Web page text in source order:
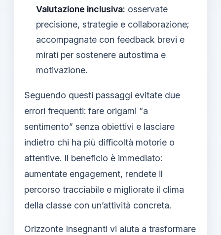
Valutazione inclusiva: osservate
precisione, strategie e collaborazione;
accompagnate con feedback brevi e
mirati per sostenere autostima e
motivazione.
Seguendo questi passaggi evitate due
errori frequenti: fare origami “a
sentimento” senza obiettivi e lasciare
indietro chi ha più difficoltà motorie o
attentive. Il beneficio è immediato:
aumentate engagement, rendete il
percorso tracciabile e migliorate il clima
della classe con un’attività concreta.
Orizzonte Insegnanti vi aiuta a trasformare